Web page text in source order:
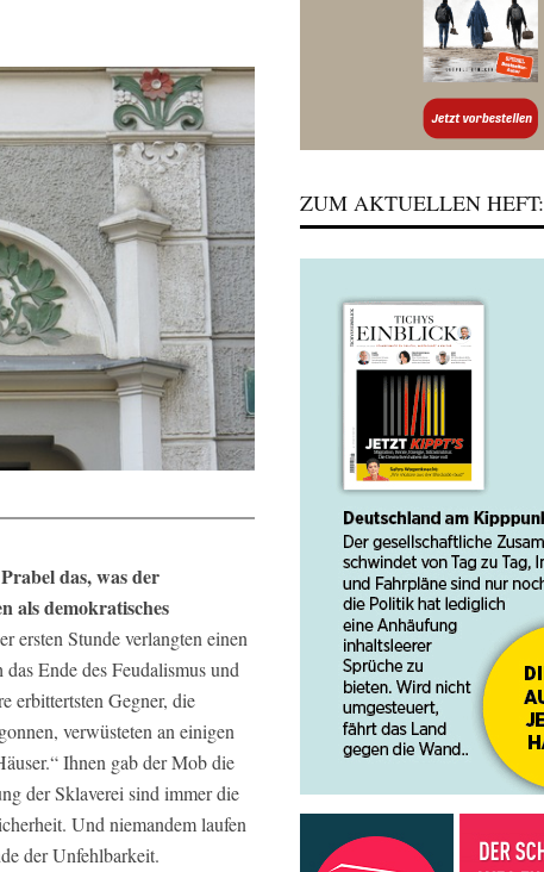
das, was der
als demokratisches
ersten Stunde verlangten einen
Ende des Feudalismus und
erbittertsten Gegner, die
verwüsteten an einigen
Ihnen gab der Mob die
der Sklaverei sind immer die
Und niemandem laufen
der Unfehlbarkeit.
ZUM AKTUELLEN HEFT: